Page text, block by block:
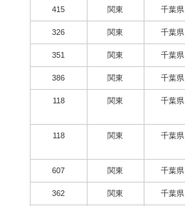
415 関東 千葉県
326 関東 千葉県
351 関東 千葉県
386 関東 千葉県
118 関東 千葉県
118 関東 千葉県
607 関東 千葉県
362 関東 千葉県